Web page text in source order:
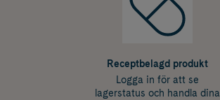
Receptbelagd produkt
Logga in för att se
lagerstatus och handla dina